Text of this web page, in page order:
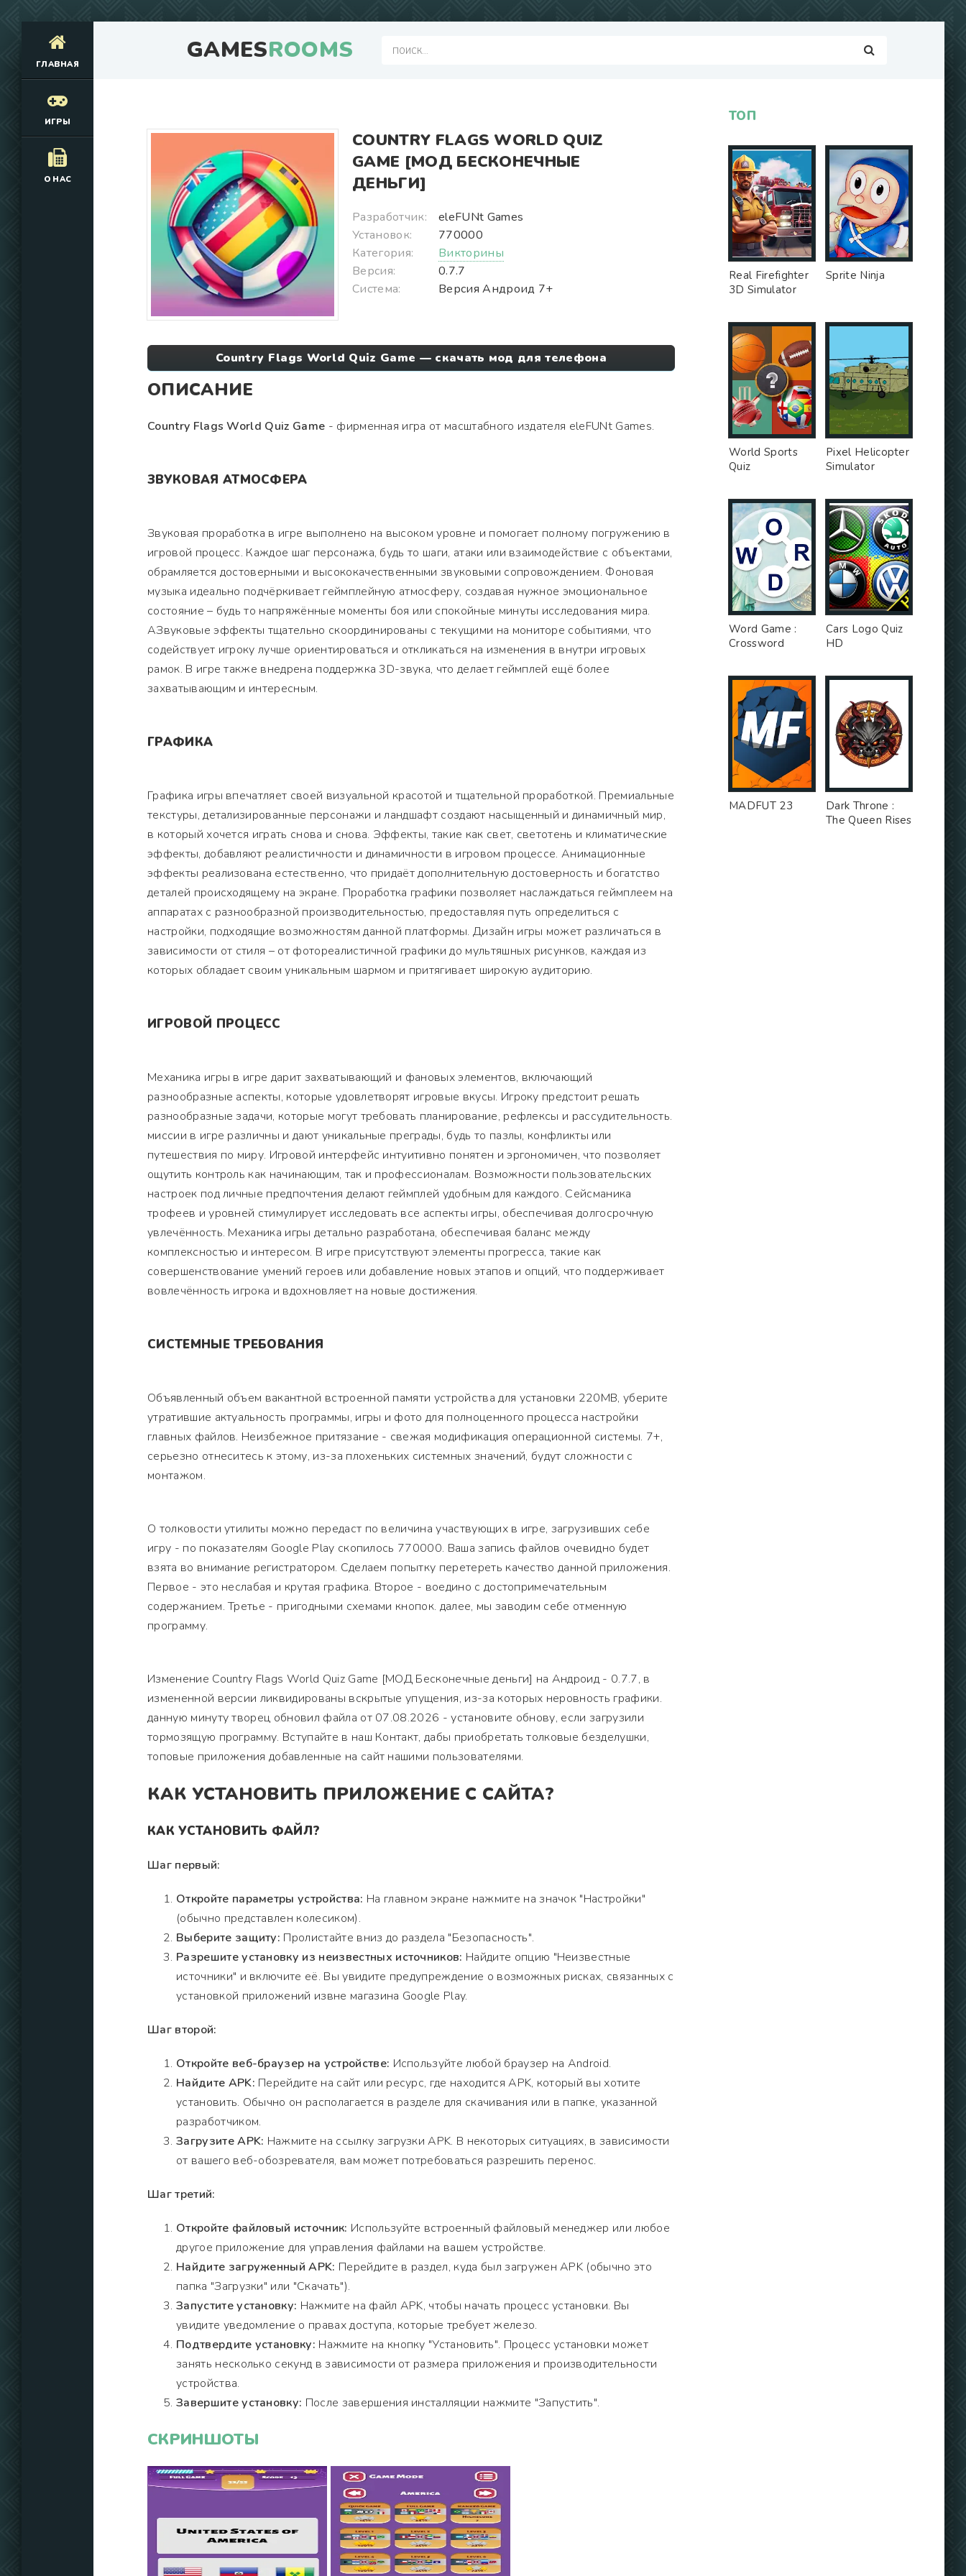
GAMESROOMS
ГЛАВНАЯ
ИГРЫ
О НАС
COUNTRY FLAGS WORLD QUIZ
GAME [МОД БЕСКОНЕЧНЫЕ
ДЕНЬГИ]
Разработчик:
eleFUNt Games
Установок:
770000
Категория:
Викторины
Версия:
0.7.7
Система:
Версия Андроид 7+
Country Flags World Quiz Game — скачать мод для телефона
ОПИСАНИЕ
Country Flags World Quiz Game - фирменная игра от масштабного издателя eleFUNt Games.
ЗВУКОВАЯ АТМОСФЕРА
Звуковая проработка в игре выполнено на высоком уровне и помогает полному погружению в
игровой процесс. Каждое шаг персонажа, будь то шаги, атаки или взаимодействие с объектами,
обрамляется достоверными и высококачественными звуковыми сопровождением. Фоновая
музыка идеально подчёркивает геймплейную атмосферу, создавая нужное эмоциональное
состояние – будь то напряжённые моменты боя или спокойные минуты исследования мира.
АЗвуковые эффекты тщательно скоординированы с текущими на мониторе событиями, что
содействует игроку лучше ориентироваться и откликаться на изменения в внутри игровых
рамок. В игре также внедрена поддержка 3D-звука, что делает геймплей ещё более
захватывающим и интересным.
ГРАФИКА
Графика игры впечатляет своей визуальной красотой и тщательной проработкой. Премиальные
текстуры, детализированные персонажи и ландшафт создают насыщенный и динамичный мир,
в который хочется играть снова и снова. Эффекты, такие как свет, светотень и климатические
эффекты, добавляют реалистичности и динамичности в игровом процессе. Анимационные
эффекты реализована естественно, что придаёт дополнительную достоверность и богатство
деталей происходящему на экране. Проработка графики позволяет наслаждаться геймплеем на
аппаратах с разнообразной производительностью, предоставляя путь определиться с
настройки, подходящие возможностям данной платформы. Дизайн игры может различаться в
зависимости от стиля – от фотореалистичной графики до мультяшных рисунков, каждая из
которых обладает своим уникальным шармом и притягивает широкую аудиторию.
ИГРОВОЙ ПРОЦЕСС
Механика игры в игре дарит захватывающий и фановых элементов, включающий
разнообразные аспекты, которые удовлетворят игровые вкусы. Игроку предстоит решать
разнообразные задачи, которые могут требовать планирование, рефлексы и рассудительность.
миссии в игре различны и дают уникальные преграды, будь то пазлы, конфликты или
путешествия по миру. Игровой интерфейс интуитивно понятен и эргономичен, что позволяет
ощутить контроль как начинающим, так и профессионалам. Возможности пользовательских
настроек под личные предпочтения делают геймплей удобным для каждого. Сейсманика
трофеев и уровней стимулирует исследовать все аспекты игры, обеспечивая долгосрочную
увлечённость. Механика игры детально разработана, обеспечивая баланс между
комплексностью и интересом. В игре присутствуют элементы прогресса, такие как
совершенствование умений героев или добавление новых этапов и опций, что поддерживает
вовлечённость игрока и вдохновляет на новые достижения.
СИСТЕМНЫЕ ТРЕБОВАНИЯ
Объявленный объем вакантной встроенной памяти устройства для установки 220MB, уберите
утратившие актуальность программы, игры и фото для полноценного процесса настройки
главных файлов. Неизбежное притязание - свежая модификация операционной системы. 7+,
серьезно отнеситесь к этому, из-за плохеньких системных значений, будут сложности с
монтажом.
О толковости утилиты можно передаст по величина участвующих в игре, загрузивших себе
игру - по показателям Google Play скопилось 770000. Ваша запись файлов очевидно будет
взята во внимание регистратором. Сделаем попытку перетереть качество данной приложения.
Первое - это неслабая и крутая графика. Второе - воедино с достопримечательным
содержанием. Третье - пригодными схемами кнопок. далее, мы заводим себе отменную
программу.
Изменение Country Flags World Quiz Game [МОД Бесконечные деньги] на Андроид - 0.7.7, в
измененной версии ликвидированы вскрытые упущения, из-за которых неровность графики.
данную минуту творец обновил файла от 07.08.2026 - установите обнову, если загрузили
тормозящую программу. Вступайте в наш Контакт, дабы приобретать толковые безделушки,
топовые приложения добавленные на сайт нашими пользователями.
КАК УСТАНОВИТЬ ПРИЛОЖЕНИЕ С САЙТА?
КАК УСТАНОВИТЬ ФАЙЛ?
Шаг первый:
Откройте параметры устройства: На главном экране нажмите на значок "Настройки"
(обычно представлен колесиком).
Выберите защиту: Пролистайте вниз до раздела "Безопасность".
Разрешите установку из неизвестных источников: Найдите опцию "Неизвестные
источники" и включите её. Вы увидите предупреждение о возможных рисках, связанных с
установкой приложений извне магазина Google Play.
Шаг второй:
Откройте веб-браузер на устройстве: Используйте любой браузер на Android.
Найдите APK: Перейдите на сайт или ресурс, где находится APK, который вы хотите
установить. Обычно он располагается в разделе для скачивания или в папке, указанной
разработчиком.
Загрузите APK: Нажмите на ссылку загрузки APK. В некоторых ситуациях, в зависимости
от вашего веб-обозревателя, вам может потребоваться разрешить перенос.
Шаг третий:
Откройте файловый источник: Используйте встроенный файловый менеджер или любое
другое приложение для управления файлами на вашем устройстве.
Найдите загруженный APK: Перейдите в раздел, куда был загружен APK (обычно это
папка "Загрузки" или "Скачать").
Запустите установку: Нажмите на файл APK, чтобы начать процесс установки. Вы
увидите уведомление о правах доступа, которые требует железо.
Подтвердите установку: Нажмите на кнопку "Установить". Процесс установки может
занять несколько секунд в зависимости от размера приложения и производительности
устройства.
Завершите установку: После завершения инсталляции нажмите "Запустить".
СКРИНШОТЫ
ТОП
Real Firefighter
3D Simulator
Sprite Ninja
World Sports
Quiz
Pixel Helicopter
Simulator
Word Game :
Crossword
Cars Logo Quiz
HD
MADFUT 23
Dark Throne :
The Queen Rises